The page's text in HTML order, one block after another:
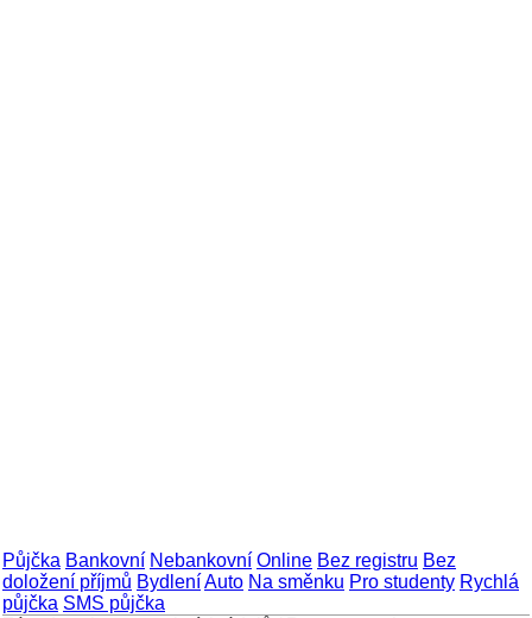
Půjčka Bankovní Nebankovní Online Bez registru Bez
doložení příjmů BydleníAuto Na směnku Pro studenty Rychlá
půjčka SMS půjčka